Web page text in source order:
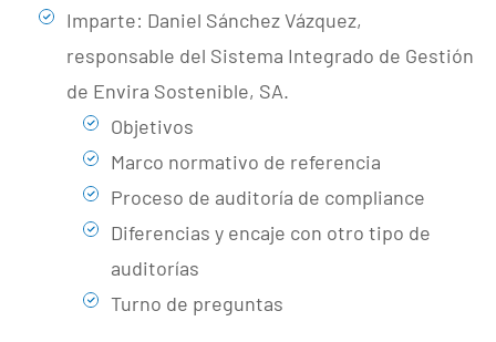
Imparte: Daniel Sánchez Vázquez,
responsable del Sistema Integrado de Gestión
de Envira Sostenible, SA.
Objetivos
Marco normativo de referencia
Proceso de auditoría de compliance
Diferencias y encaje con otro tipo de
auditorías
Turno de preguntas